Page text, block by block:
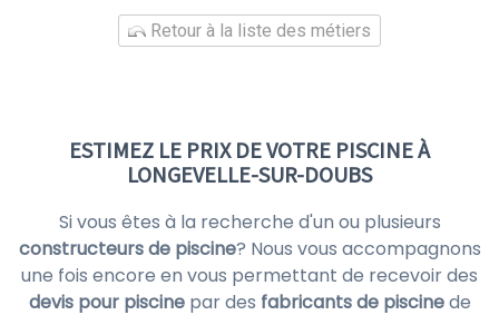
Retour à la liste des métiers
ESTIMEZ LE PRIX DE VOTRE PISCINE À
LONGEVELLE-SUR-DOUBS
Si vous êtes à la recherche d'un ou plusieurs
constructeurs de piscine? Nous vous accompagnons
une fois encore en vous permettant de recevoir des
devis pour piscinepar des fabricants de piscinede